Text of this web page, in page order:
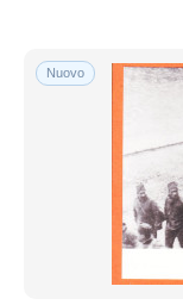
Spedizione
PayPal
Visa
Nuovo